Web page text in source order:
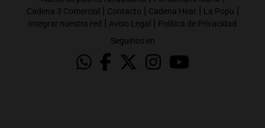
Cadena 3 Comercial | Contacto | Cadena Heat | La Popu |
Integrar nuestra red | Aviso Legal | Política de Privacidad
Seguinos en